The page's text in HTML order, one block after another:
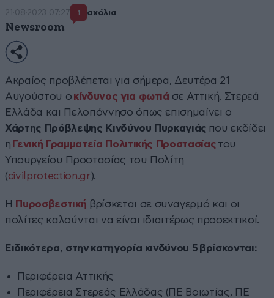
21·08·2023 07:27 1 σχόλια
Newsroom
Ακραίος προβλέπεται για σήμερα, Δευτέρα 21
Αυγούστου ο κίνδυνος για φωτιά σε Αττική, Στερεά
Ελλάδα και Πελοπόννησο όπως επισημαίνει ο
Χάρτης Πρόβλεψης Κινδύνου Πυρκαγιάς που εκδίδει
η Γενική Γραμματεία Πολιτικής Προστασίας του
Υπουργείου Προστασίας του Πολίτη
(civilprotection.gr).
Η Πυροσβεστική βρίσκεται σε συναγερμό και οι
πολίτες καλούνται να είναι ιδιαιτέρως προσεκτικοί.
Ειδικότερα, στην κατηγορία κινδύνου 5 βρίσκονται:
Περιφέρεια Αττικής
Περιφέρεια Στερεάς Ελλάδας (ΠΕ Βοιωτίας, ΠΕ